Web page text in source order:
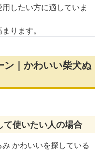
したい方に適していま
ります。
ン｜かわいい柴犬ぬ
て使いたい人の場合
かわいいを探している